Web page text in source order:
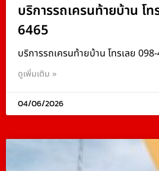
บริการรถเครนท้ายบ้าน โ
6465
บริการรถเครนท้ายบ้าน โทรเลย
ดูเพิ่มเติม »
04/06/2026